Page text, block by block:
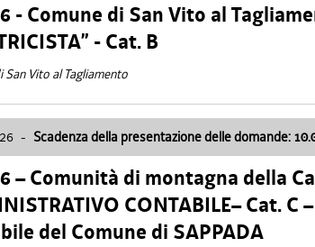
- Comune di San Vito al
- Cat. B
San Vito al Tagliamento
- Scadenza della presentazione delle domande:
– Comunità di montagna della
CONTABILE– Cat.
del Comune di SAPPADA